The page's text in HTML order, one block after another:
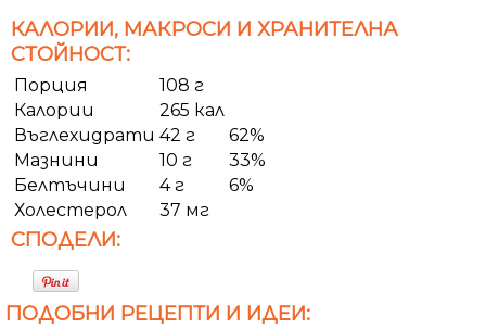
КАЛОРИИ, МАКРОСИ И ХРАНИТЕЛНА
СТОЙНОСТ:
Порция
108 г
Калории
265 кал
Въглехидрати 42 г
62%
Мазнини
10 г
33%
Белтъчини
4 г
6%
Холестерол
37 мг
СПОДЕЛИ:
ПОДОБНИ РЕЦЕПТИ И ИДЕИ: